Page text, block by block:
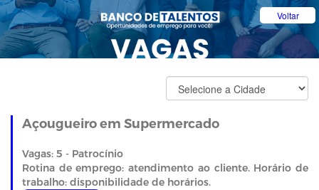
Voltar
Açougueiro em Supermercado
Vagas: 5 - Patrocínio
Rotina de emprego: atendimento ao cliente. Horário de
trabalho: disponibilidade de horários.